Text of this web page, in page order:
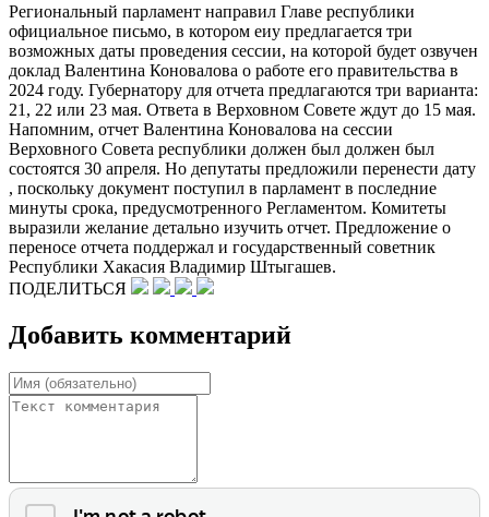
Региональный парламент направил Главе республики
официальное письмо, в котором еиу предлагается три
возможных даты проведения сессии, на которой будет озвучен
доклад Валентина Коновалова о работе его правительства в
2024 году. Губернатору для отчета предлагаются три варианта:
21, 22 или 23 мая. Ответа в Верховном Совете ждут до 15 мая.
Напомним, отчет Валентина Коновалова на сессии
Верховного Совета республики должен был должен был
состоятся 30 апреля. Но депутаты предложили перенести дату
, поскольку документ поступил в парламент в последние
минуты срока, предусмотренного Регламентом. Комитеты
выразили желание детально изучить отчет. Предложение о
переносе отчета поддержал и государственный советник
Республики Хакасия Владимир Штыгашев.
ПОДЕЛИТЬСЯ
Добавить комментарий